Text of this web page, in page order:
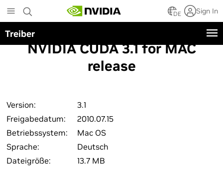
to
main
content
DE Sign In
Treiber
NVIDIA CUDA 3.1 for MAC
release
Version:
3.1
Freigabedatum:
2010.07.15
Betriebssystem:
Mac OS
Sprache:
Deutsch
Dateigröße:
13.7 MB